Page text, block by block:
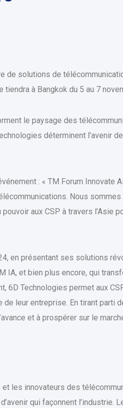
de solutions de
à Bangkok du 5 au 7
le paysage des
déterminent l’avenir
: « TM Forum Innovate
Nous
aux CSP à travers l’Asie
en présentant ses solutions
IA, et bien plus encore, qui
6D Technologies permet aux
leur entreprise. En tirant parti
et à prospérer sur le
les innovateurs des
qui façonnent l’industrie.